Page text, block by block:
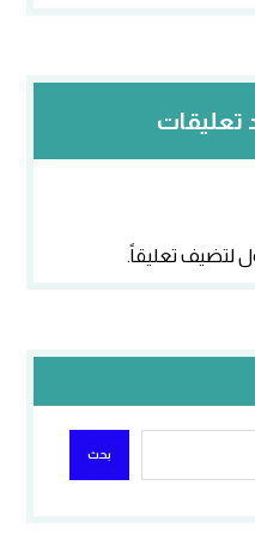
تعليقات
لتضيف تعليقاً.
بحث